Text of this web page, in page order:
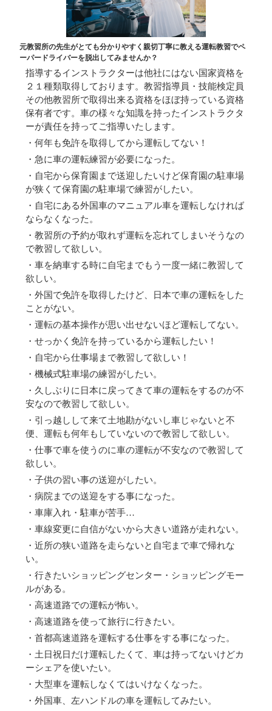
元教習所の先生がとても分かりやすく親切丁寧に教える運転教習でペ
ーパードライバーを脱出してみませんか？
指導するインストラクターは他社にはない国家資格を
２１種類取得しております。教習指導員・技能検定員
その他教習所で取得出来る資格をほぼ持っている資格
保有者です。車の様々な知識を持ったインストラクタ
ーが責任を持ってご指導いたします。
・何年も免許を取得してから運転してない！
・急に車の運転練習が必要になった。
・自宅から保育園まで送迎したいけど保育園の駐車場
が狭くて保育園の駐車場で練習がしたい。
・自宅にある外国車のマニュアル車を運転しなければ
ならなくなった。
・教習所の予約が取れず運転を忘れてしまいそうなの
で教習して欲しい。
・車を納車する時に自宅までもう一度一緒に教習して
欲しい。
・外国で免許を取得したけど、日本で車の運転をした
ことがない。
・運転の基本操作が思い出せないほど運転してない。
・せっかく免許を持っているから運転したい！
・自宅から仕事場まで教習して欲しい！
・機械式駐車場の練習がしたい。
・久しぶりに日本に戻ってきて車の運転をするのが不
安なので教習して欲しい。
・引っ越しして来て土地勘がないし車じゃないと不
便、運転も何年もしていないので教習して欲しい。
・仕事で車を使うのに車の運転が不安なので教習して
欲しい。
・子供の習い事の送迎がしたい。
・病院までの送迎をする事になった。
・車庫入れ・駐車が苦手…
・車線変更に自信がないから大きい道路が走れない。
・近所の狭い道路を走らないと自宅まで車で帰れな
い。
・行きたいショッピングセンター・ショッピングモー
ルがある。
・高速道路での運転が怖い。
・高速道路を使って旅行に行きたい。
・首都高速道路を運転する仕事をする事になった。
・土日祝日だけ運転したくて、車は持ってないけどカ
ーシェアを使いたい。
・大型車を運転しなくてはいけなくなった。
・外国車、左ハンドルの車を運転してみたい。